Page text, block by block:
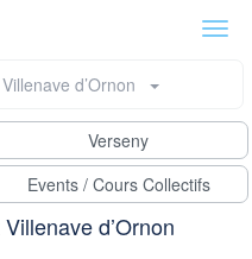
d’Ornon
Verseny
Events / Cours Collectifs
d’Ornon